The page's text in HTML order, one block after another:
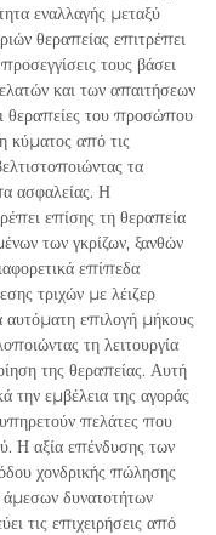
εναλλαγής μεταξύ
θεραπείας επιτρέπει
τους βάσει
και των απαιτήσεων
θεραπείες του προσώπου
κύματος από τις
τα
ασφαλείας. Η
επίσης τη θεραπεία
των γκρίζων, ξανθών
επίπεδα
τριχών με λέιζερ
αυτόματη επιλογή μήκους
τη λειτουργία
της θεραπείας. Αυτή
την εμβέλεια της αγοράς
υπηρετούν πελάτες που
Η αξία επένδυσης των
χονδρικής πώλησης
δυνατοτήτων
τις επιχειρήσεις από